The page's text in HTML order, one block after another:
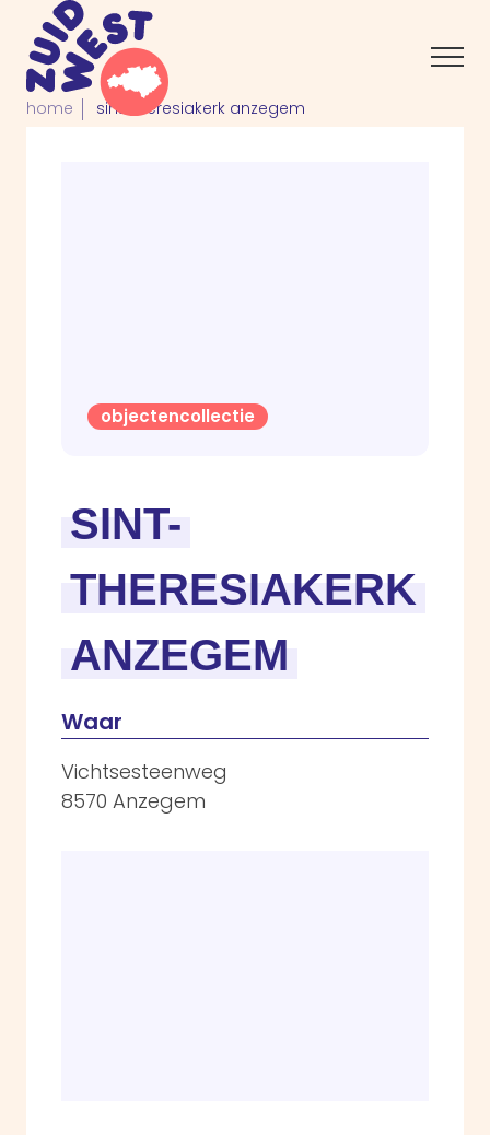
home sint-theresiakerk anzegem
objectencollectie
SINT-
THERESIAKERK
ANZEGEM
Waar
Vichtsesteenweg
8570 Anzegem